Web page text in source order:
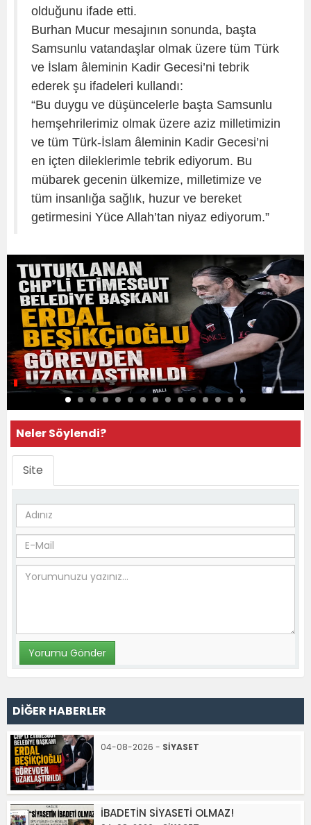
olduğunu ifade etti.
Burhan Mucur mesajının sonunda, başta
Samsunlu vatandaşlar olmak üzere tüm Türk
ve İslam âleminin Kadir Gecesi’ni tebrik
ederek şu ifadeleri kullandı:
“Bu duygu ve düşüncelerle başta Samsunlu
hemşehrilerimiz olmak üzere aziz milletimizin
ve tüm Türk-İslam âleminin Kadir Gecesi’ni
en içten dileklerimle tebrik ediyorum. Bu
mübarek gecenin ülkemize, milletimize ve
tüm insanlığa sağlık, huzur ve bereket
getirmesini Yüce Allah’tan niyaz ediyorum.”
Neler Söylendi?
Site
DİĞER HABERLER
04-08-2026 - SİYASET
İBADETİN SİYASETİ OLMAZ!